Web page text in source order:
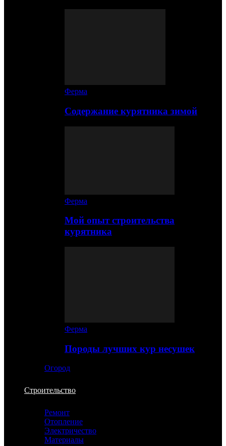
Ферма
Содержание курятника зимой
Ферма
Мой опыт строительства
курятника
Ферма
Породы лучших кур несушек
Огород
Строительство
Ремонт
Отопление
Электричество
Материалы